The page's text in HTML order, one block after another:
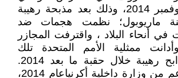
الأكراني في 12 نوفمبر 2014، وذلك بعد مذبحة رهيبة
ماريوبول؛ نظمت هجمات ضد
في أنحاء البلاد ، واقترفت المجازر
ممثلية الأمم المتحدة تلك
المجازر. جرت مذابح رهيبة خلال حقبة ما بعد 2014.
تلقت المنظمة الدعم من وزارة داخلية أكرنياعام 2014،